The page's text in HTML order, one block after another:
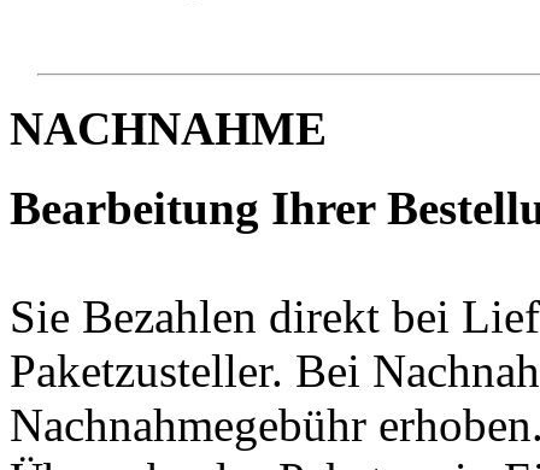
NACHNAHME
Bearbeitung Ihrer
Sie Bezahlen direkt bei
Paketzusteller. Bei
Nachnahmegebühr